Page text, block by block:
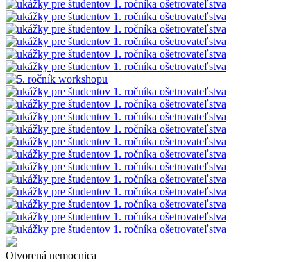
Otvorená nemocnica